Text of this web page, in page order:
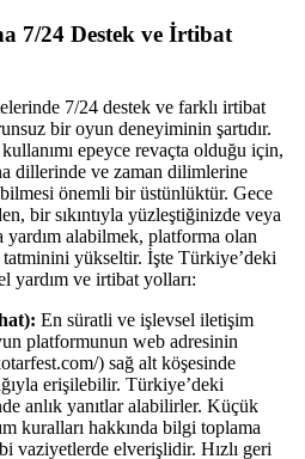
7/24 Destek ve İrtibat
7/24 destek ve farklı irtibat
bir oyun deneyiminin şartıdır.
epeyce revaçta olduğu için,
dillerinde ve zaman dilimlerine
önemli bir üstünlüktür. Gece
bir sıkıntıyla yüzleştiğinizde veya
yardım alabilmek, platforma olan
yükseltir. İşte Türkiye’deki
yardım ve irtibat yolları:
En süratli ve işlevsel iletişim
platformunun web adresinin
) sağ alt köşesinde
erişilebilir. Türkiye’deki
anlık yanıtlar alabilirler. Küçük
kuralları hakkında bilgi toplama
vaziyetlerde elverişlidir. Hızlı geri